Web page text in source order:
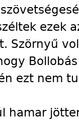
ezek
Szörnyű
ezt nem
hamar